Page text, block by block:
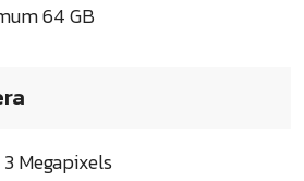
64 GB
Megapixels